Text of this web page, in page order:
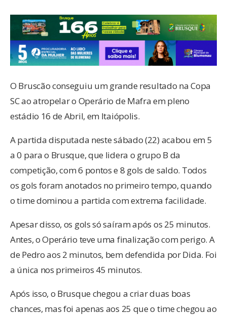
O Bruscão conseguiu um grande resultado na Copa
SC ao atropelar o Operário de Mafra em pleno
estádio 16 de Abril, em Itaiópolis.
A partida disputada neste sábado (22) acabou em 5
a 0 para o Brusque, que lidera o grupo B da
competição, com 6 pontos e 8 gols de saldo. Todos
os gols foram anotados no primeiro tempo, quando
o time dominou a partida com extrema facilidade.
Apesar disso, os gols só saíram após os 25 minutos.
Antes, o Operário teve uma finalização com perigo. A
de Pedro aos 2 minutos, bem defendida por Dida. Foi
a única nos primeiros 45 minutos.
Após isso, o Brusque chegou a criar duas boas
chances, mas foi apenas aos 25 que o time chegou ao